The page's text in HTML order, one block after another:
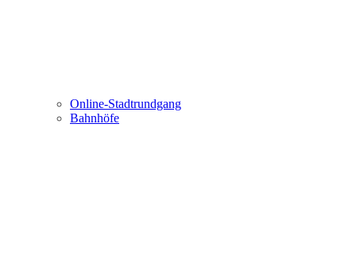
Online-Stadtrundgang
Bahnhöfe